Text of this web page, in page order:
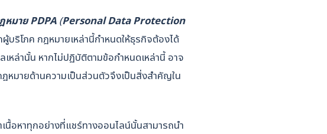
หมาย PDPA(Personal Data Protection
ริโภค กฎหมายเหล่านี้กำหนดให้ธุรกิจต้องได้
หล่านั้น หากไม่ปฏิบัติตามข้อกำหนดเหล่านี้ อาจ
หมายด้านความเป็นส่วนตัวจึงเป็นสิ่งสำคัญใน
นื้อหาทุกอย่างที่แชร์ทางออนไลน์นั้นสามารถนำ